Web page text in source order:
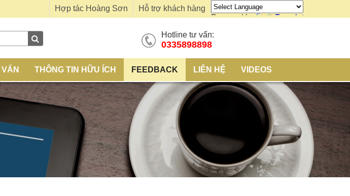
Powered by
Translate
Hỗ trợ khách hàng
Hợp tác Hoàng Sơn
Hotline tư vấn:
0335898898
THÔNG TIN HỮU ÍCH FEEDBACK LIÊN HỆ VIDEOS